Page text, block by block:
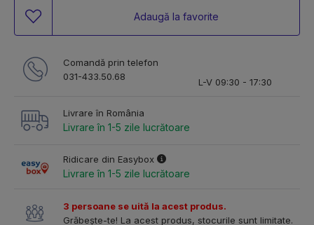
Adaugă la favorite
Comandă prin telefon
031-433.50.68
L-V 09:30 - 17:30
Livrare în România
Livrare în 1-5 zile lucrătoare
Ridicare din Easybox
Livrare în 1-5 zile lucrătoare
3 persoane se uită la acest produs.
Grăbește-te! La acest produs, stocurile sunt limitate.